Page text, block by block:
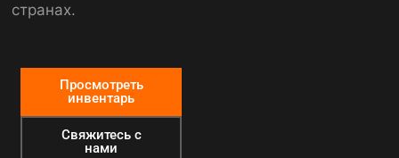
странах.
Просмотреть
инвентарь
Свяжитесь с
нами